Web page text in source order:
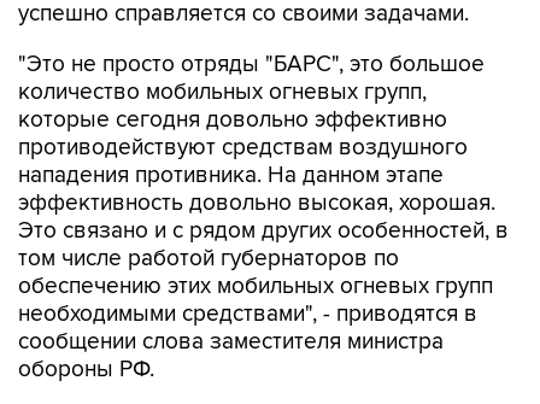
успешно справляется со своими задачами.
"Это не просто отряды "БАРС", это большое
количество мобильных огневых групп,
которые сегодня довольно эффективно
противодействуют средствам воздушного
нападения противника. На данном этапе
эффективность довольно высокая, хорошая.
Это связано и с рядом других особенностей, в
том числе работой губернаторов по
обеспечению этих мобильных огневых групп
необходимыми средствами", - приводятся в
сообщении слова заместителя министра
обороны РФ.